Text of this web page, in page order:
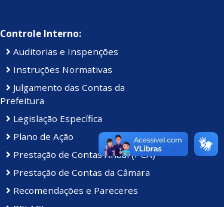
Controle Interno:
Auditorias e Inspenções
Instruções Normativas
Julgamento das Contas da
Prefeitura
Legislação Específica
Plano de Ação
Prestação de Contas Anual (PCA)
Prestação de Contas da Câmara
Recomendações e Pareceres